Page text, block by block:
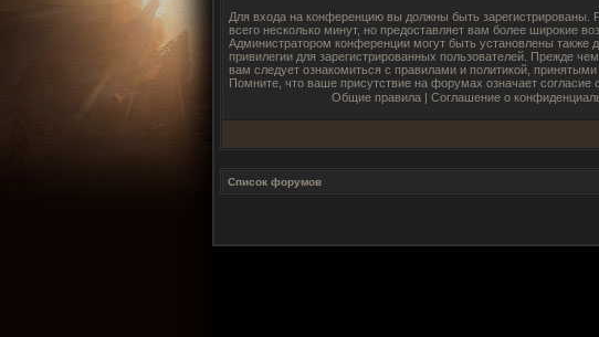
Для входа на конференцию вы должны быть зарегистрированы.
всего несколько минут, но предоставляет вам более широкие
Администратором конференции могут быть установлены также
привилегии для зарегистрированных пользователей. Прежде чем
вам следует ознакомиться с правилами и политикой,
Помните, что ваше присутствие на форумах означает согласие
Общие правила| Соглашение о
Список форумов